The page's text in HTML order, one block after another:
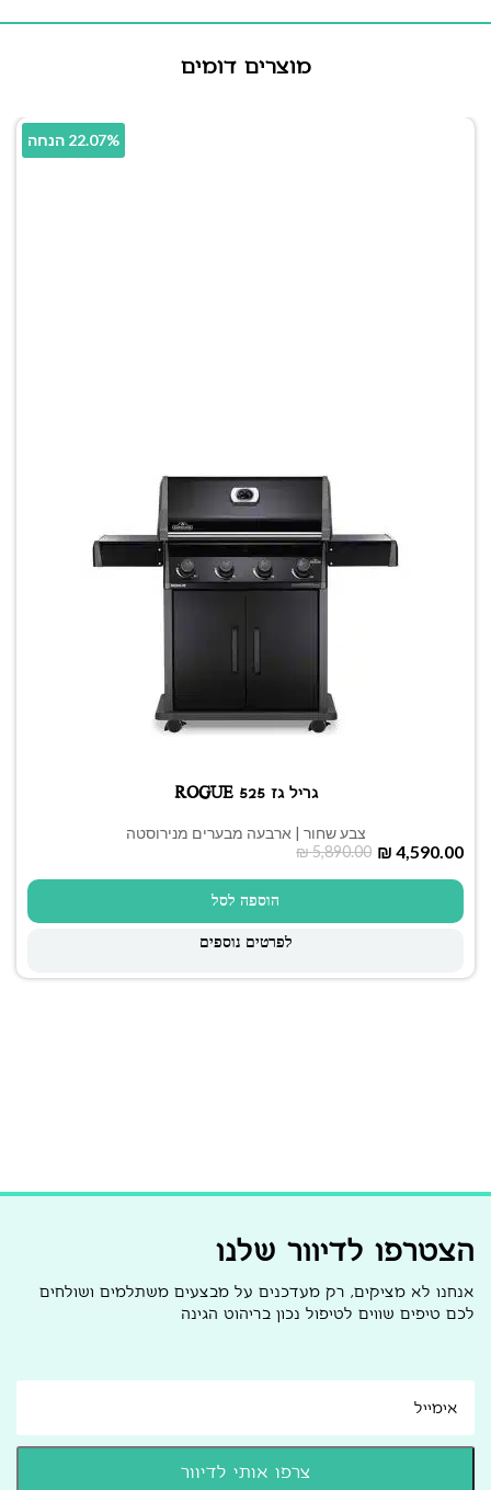
מוצרים דומים
22.07% הנחה
גריל גז ROGUE 525
צבע שחור | ארבעה מבערים מנירוסטה
₪5,890.00 ₪ 4,590.00
הוספה לסל
לפרטים נוספים
הצטרפו לדיוור שלנו
אנחנו לא מציקים, רק מעדכנים על מבצעים משתלמים ושולחים
לכם טיפים שווים לטיפול נכון בריהוט הגינה